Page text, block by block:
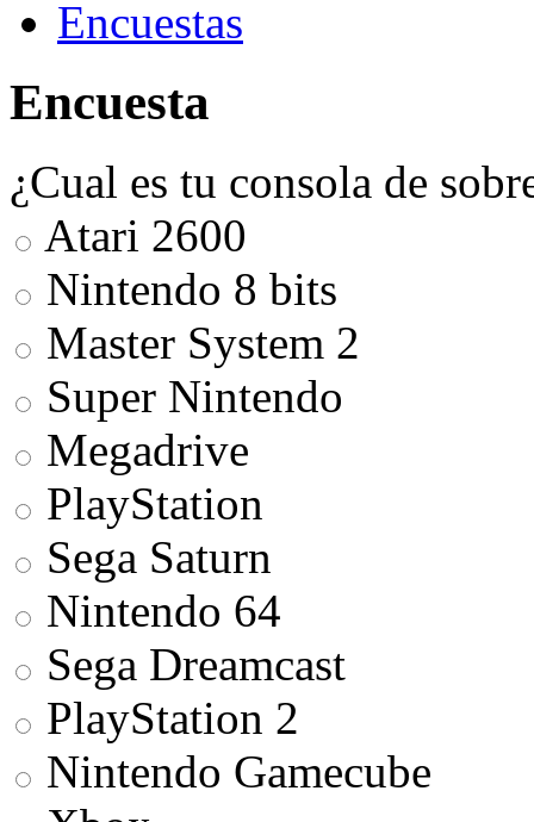
Encuestas
Encuesta
¿Cual es tu consola de
Atari 2600
Nintendo 8 bits
Master System 2
Super Nintendo
Megadrive
PlayStation
Sega Saturn
Nintendo 64
Sega Dreamcast
PlayStation 2
Nintendo Gamecube